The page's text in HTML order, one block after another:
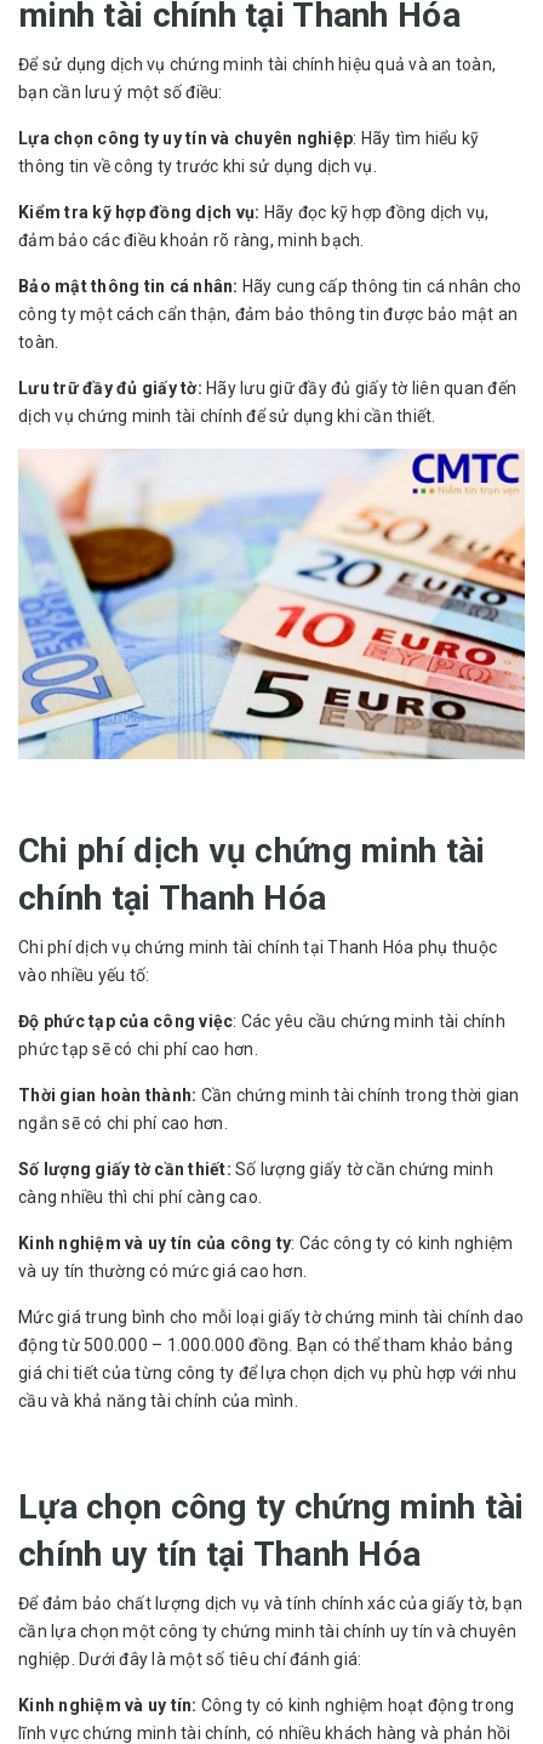
minh tài chính tại Thanh Hóa
Để sử dụng dịch vụ chứng minh tài chính hiệu quả và an toàn,
bạn cần lưu ý một số điều:
Lựa chọn công ty uy tín và chuyên nghiệp: Hãy tìm hiểu kỹ
thông tin về công ty trước khi sử dụng dịch vụ.
Kiểm tra kỹ hợp đồng dịch vụ: Hãy đọc kỹ hợp đồng dịch vụ,
đảm bảo các điều khoản rõ ràng, minh bạch.
Bảo mật thông tin cá nhân: Hãy cung cấp thông tin cá nhân cho
công ty một cách cẩn thận, đảm bảo thông tin được bảo mật an
toàn.
Lưu trữ đầy đủ giấy tờ: Hãy lưu giữ đầy đủ giấy tờ liên quan đến
dịch vụ chứng minh tài chính để sử dụng khi cần thiết.
Chi phí dịch vụ chứng minh tài
chính tại Thanh Hóa
Chi phí dịch vụ chứng minh tài chính tại Thanh Hóa phụ thuộc
vào nhiều yếu tố:
Độ phức tạp của công việc: Các yêu cầu chứng minh tài chính
phức tạp sẽ có chi phí cao hơn.
Thời gian hoàn thành: Cần chứng minh tài chính trong thời gian
ngắn sẽ có chi phí cao hơn.
Số lượng giấy tờ cần thiết: Số lượng giấy tờ cần chứng minh
càng nhiều thì chi phí càng cao.
Kinh nghiệm và uy tín của công ty: Các công ty có kinh nghiệm
và uy tín thường có mức giá cao hơn.
Mức giá trung bình cho mỗi loại giấy tờ chứng minh tài chính dao
động từ 500.000 – 1.000.000 đồng. Bạn có thể tham khảo bảng
giá chi tiết của từng công ty để lựa chọn dịch vụ phù hợp với nhu
cầu và khả năng tài chính của mình.
Lựa chọn công ty chứng minh tài
chính uy tín tại Thanh Hóa
Để đảm bảo chất lượng dịch vụ và tính chính xác của giấy tờ, bạn
cần lựa chọn một công ty chứng minh tài chính uy tín và chuyên
nghiệp. Dưới đây là một số tiêu chí đánh giá:
Kinh nghiệm và uy tín: Công ty có kinh nghiệm hoạt động trong
lĩnh vực chứng minh tài chính, có nhiều khách hàng và phản hồi